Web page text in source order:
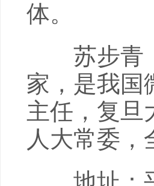
体。
苏步青，
家，是我国
主任，复旦
人大常委